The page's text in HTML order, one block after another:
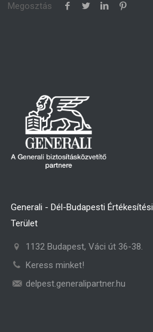
Megosztás
Generali - Dél-Budapesti Értékesítési
Terület
1132 Budapest, Váci út 36-38.
Keress minket!
delpest.generalipartner.hu